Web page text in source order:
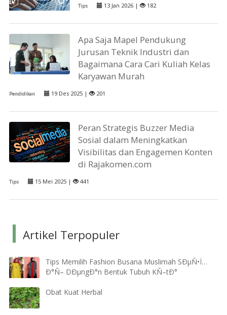
Tips 13 Jan 2026 | 182
Apa Saja Mapel Pendukung
Jurusan Teknik Industri dan
Bagaimana Cara Cari Kuliah Kelas
Karyawan Murah
Pendidikan 19 Des 2025 | 201
Peran Strategis Buzzer Media
Sosial dalam Meningkatkan
Visibilitas dan Engagemen Konten
di Rajakomen.com
Tips 15 Mei 2025 | 441
Artikel Terpopuler
Tips Memilih Fashion Busana Muslimah SÐµÑ•Ï…
Ð°Ñ– DÐµngÐ°n Bentuk Tubuh KÑ–tÐ°
Obat Kuat Herbal